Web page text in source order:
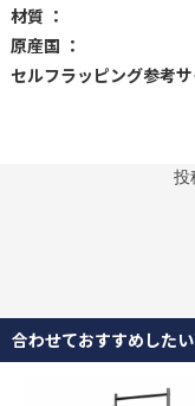
材質 ：
原産国 ：
セルフラッピング参考サ
投
合わせておすすめした